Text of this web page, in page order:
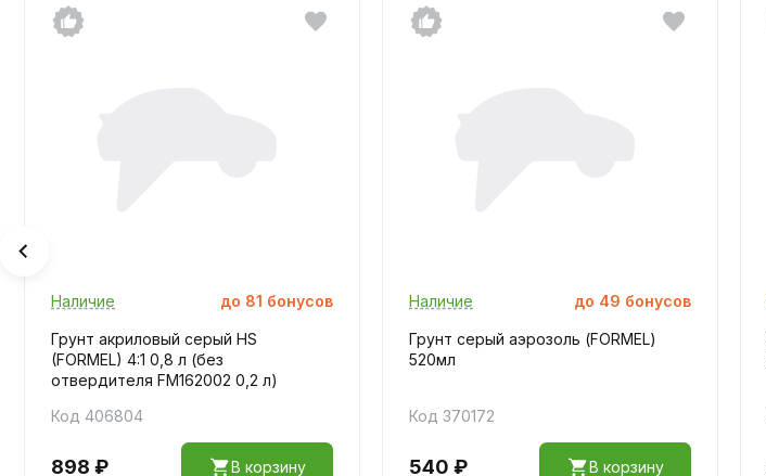
Наличие до 81 бонусов
Грунт акриловый серый HS
(FORMEL) 4:1 0,8 л (без
отвердителя FM162002 0,2 л)
Код 406804
898 ₽ В корзину
Наличие до 49 бонусов
Грунт серый аэрозоль (FORMEL)
520мл
Код 370172
540 ₽ В корзину